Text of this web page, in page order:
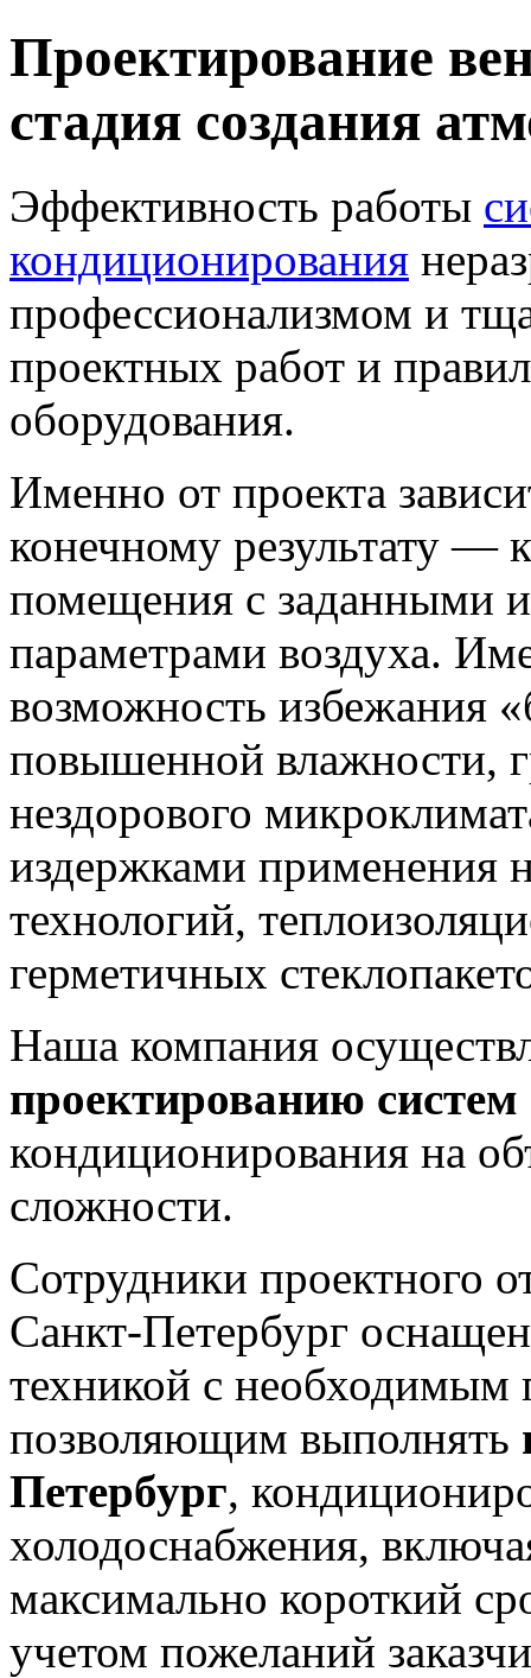
Проектирование
стадия создания
Эффективность работы
кондиционирования
профессионализмом и
проектных работ и
оборудования.
Именно от проекта
конечному результату —
помещения с заданными
параметрами воздуха.
возможность избежания
повышенной влажности,
нездорового
издержками применения
технологий,
герметичных
Наша компания
проектированию
кондиционирования на
сложности.
Сотрудники проектного
Санкт-Петербург
техникой с
позволяющим выполнять
Петербург,
холодоснабжения,
максимально короткий
учетом пожеланий